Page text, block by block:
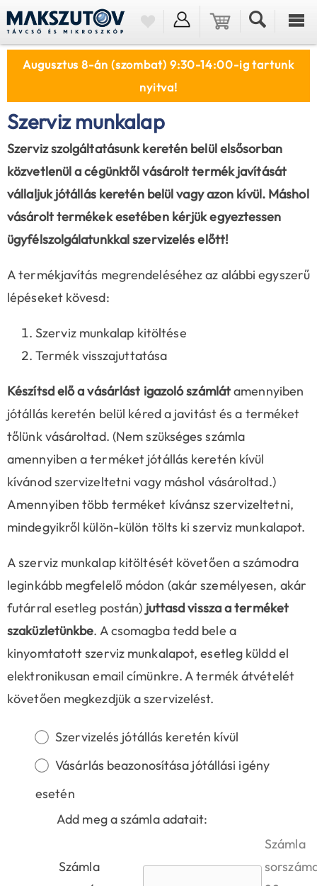
Augusztus 8-án (szombat) 9:30-14:00-ig tartunk
nyitva!
Szerviz munkalap
Szerviz szolgáltatásunk keretén belül elsősorban
közvetlenül a cégünktől vásárolt termék javítását
vállaljuk jótállás keretén belül vagy azon kívül. Máshol
vásárolt termékek esetében kérjük egyeztessen
ügyfélszolgálatunkkal szervizelés előtt!
A termékjavítás megrendeléséhez az alábbi egyszerű
lépéseket kövesd:
Szerviz munkalap kitöltése
Termék visszajuttatása
Készítsd elő a vásárlást igazoló számlátamennyiben
jótállás keretén belül kéred a javitást és a terméket
tőlünk vásároltad. (Nem szükséges számla
amennyiben a terméket jótállás keretén kívül
kívánod szervizeltetni vagy máshol vásároltad.)
Amennyiben több terméket kívánsz szervizeltetni,
mindegyikről külön-külön tölts ki szerviz munkalapot.
A szerviz munkalap kitöltését követően a számodra
leginkább megfelelő módon (akár személyesen, akár
futárral esetleg postán) juttasd vissza a terméket
szaküzletünkbe. A csomagba tedd bele a
kinyomtatott szerviz munkalapot, esetleg küldd el
elektronikusan email címünkre. A termék átvételét
követően megkezdjük a szervizelést.
Szervizelés jótállás keretén kívül
Vásárlás beazonosítása jótállási igény
esetén
Add meg a számla adatait:
Számla
Számla